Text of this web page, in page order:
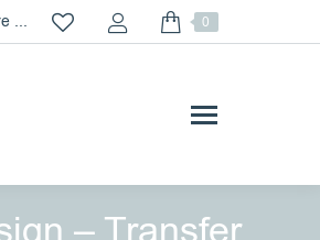
... 0